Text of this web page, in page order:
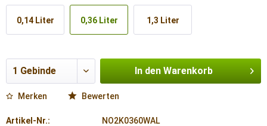
0,14 Liter 0,36 Liter 1,3 Liter
In den Warenkorb
Merken Bewerten
Artikel-Nr.:
NO2K0360WAL